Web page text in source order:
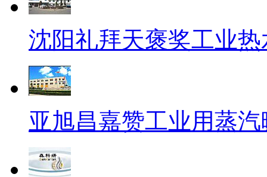
沈阳礼拜天褒奖工业
亚旭昌嘉赞工业用蒸